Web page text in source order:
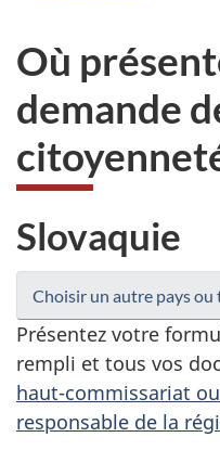
Où
demande
Slovaquie
Choisir un autre pays
Présentez votre
rempli et tous vos
haut-commissariat
responsable de la